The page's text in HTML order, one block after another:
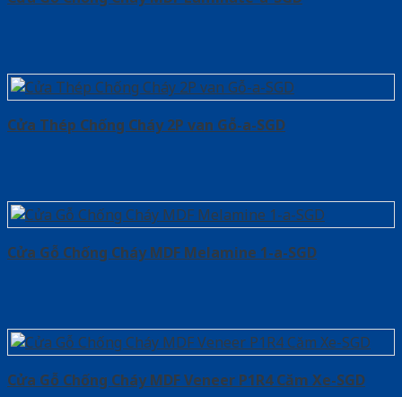
Cửa Thép Chống Cháy 2P van Gỗ-a-SGD
Cửa Gỗ Chống Cháy MDF Melamine 1-a-SGD
Cửa Gỗ Chống Cháy MDF Veneer P1R4 Căm Xe-SGD